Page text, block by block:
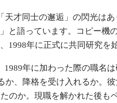
天才同士の邂逅」の閃光は
と語っています。コピー
年に正式に共同研究を
年に加わった際の職名
、降格を受け入れるか。
のか。現職を解かれた後